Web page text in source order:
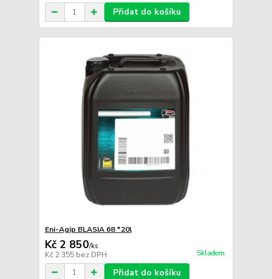
Přidat do košíku
Eni-Agip BLASIA 68 *20l
Kč 2 850/ks
Kč 2 355 bez DPH Skladem
Přidat do košíku